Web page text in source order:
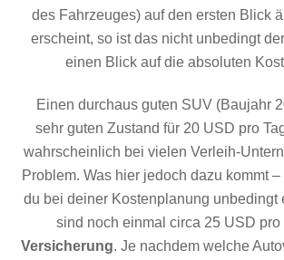
des Fahrzeuges) auf den ersten Blick
erscheint, so ist das nicht unbedingt
einen Blick auf die absoluten
Einen durchaus guten SUV (Baujahr
sehr guten Zustand für 20 USD pro
wahrscheinlich bei vielen Verleih-
Problem. Was hier jedoch dazu kommt
du bei deiner Kostenplanung unbedingt
sind noch einmal circa 25 USD pro
Versicherung. Je nachdem welche